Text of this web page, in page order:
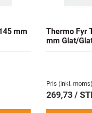
mm
Thermo Fyr
mm Glat/
Pris (inkl. moms)
269,73 /